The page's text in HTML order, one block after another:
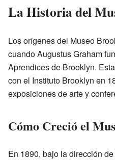
La Historia del
Los orígenes del Museo
cuando Augustus Graham
Aprendices de Brooklyn.
con el Instituto Brooklyn en
exposiciones de arte y
Cómo Creció el
En 1890, bajo la dirección